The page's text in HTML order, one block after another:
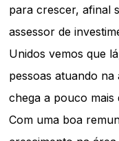
para crescer, afinal
assessor de
Unidos vemos que
pessoas atuando
chega a pouco mais
Com uma boa